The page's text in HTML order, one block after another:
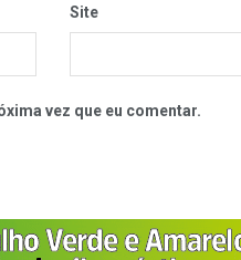
Site
vez que eu comentar.